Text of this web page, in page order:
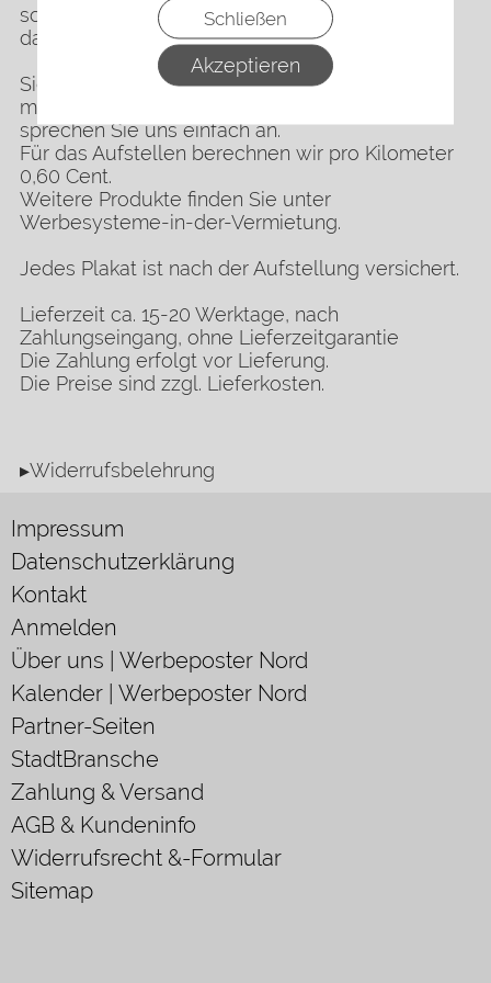
Schließen
Akzeptieren
schreiben Sie uns eine Mail. Wir erstellen Ihnen
dann ein Angebot.
Sie mieten 4 Wochen die Werbewahlwand. Sie
möchten eine längere Mietzeit, kein Problem
sprechen Sie uns einfach an.
Für das Aufstellen berechnen wir pro Kilometer
0,60 Cent.
Weitere Produkte finden Sie unter
Werbesysteme-in-der-Vermietung.
Jedes Plakat ist nach der Aufstellung versichert.
Lieferzeit ca. 15-20 Werktage, nach
Zahlungseingang, ohne Lieferzeitgarantie
Die Zahlung erfolgt vor Lieferung.
Die Preise sind zzgl. Lieferkosten.
▸Widerrufsbelehrung
Impressum
Datenschutzerklärung
Kontakt
Anmelden
Über uns | Werbeposter Nord
Kalender | Werbeposter Nord
Partner-Seiten
StadtBransche
Zahlung & Versand
AGB & Kundeninfo
Widerrufsrecht &-Formular
Sitemap